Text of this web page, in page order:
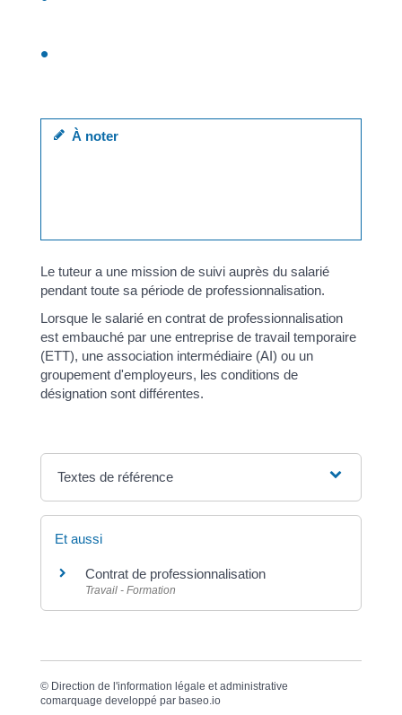
À noter
Le tuteur a une mission de suivi auprès du salarié
pendant toute sa période de professionnalisation.
Lorsque le salarié en contrat de professionnalisation
est embauché par une entreprise de travail temporaire
(ETT), une association intermédiaire (AI) ou un
groupement d'employeurs, les conditions de
désignation sont différentes.
Textes de référence
Et aussi
Contrat de professionnalisation
Travail - Formation
© Direction de l'information légale et administrative
comarquage developpé par baseo.io